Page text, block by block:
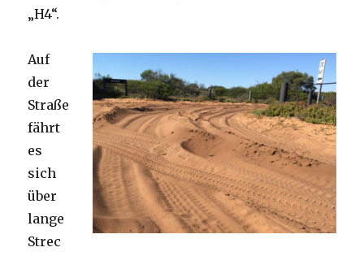
„H4“.
Auf
der
Straße
fährt
es
sich
über
lange
Strec